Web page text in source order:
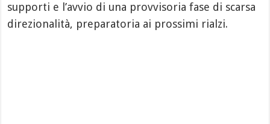
supporti e l’avvio di una provvisoria fase di scarsa
direzionalità, preparatoria ai prossimi rialzi.